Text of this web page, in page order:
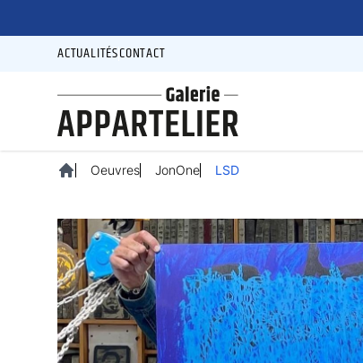
ACTUALITÉSCONTACT
Oeuvres JonOne LSD